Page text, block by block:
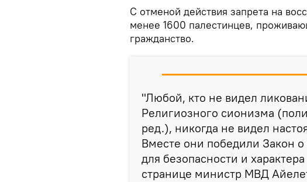
С отменой действия запрета на
менее 1600 палестинцев,
гражданство.
"Любой, кто не видел
Религиозного сионизма
ред.), никогда не видел
Вместе они победили Закон
для безопасности и
странице министр МВД